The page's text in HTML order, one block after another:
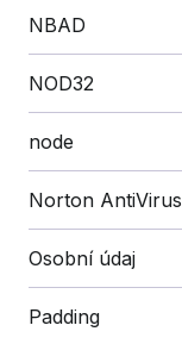
NBAD
NOD32
node
Norton AntiVirus
Osobní údaj
Padding